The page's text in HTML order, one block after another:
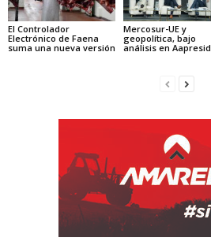
El Controlador
Electrónico de Faena
suma una nueva versión
Mercosur-UE y
geopolítica, bajo
análisis en Aapresid